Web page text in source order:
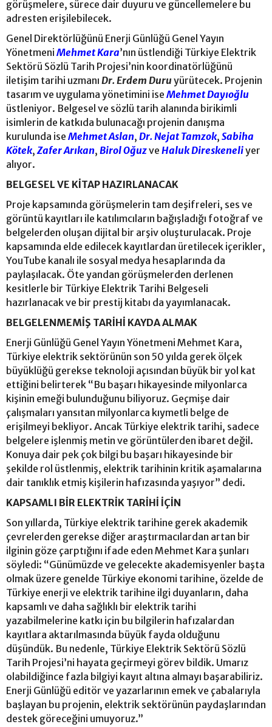
görüşmelere, sürece dair duyuru ve güncellemelere bu
adresten erişilebilecek.
Genel Direktörlüğünü Enerji Günlüğü Genel Yayın
Yönetmeni Mehmet Kara’nın üstlendiği Türkiye Elektrik
Sektörü Sözlü Tarih Projesi’nin koordinatörlüğünü
iletişim tarihi uzmanı Dr. Erdem Duruyürütecek. Projenin
tasarım ve uygulama yönetimini ise Mehmet Dayıoğlu
üstleniyor. Belgesel ve sözlü tarih alanında birikimli
isimlerin de katkıda bulunacağı projenin danışma
kurulunda ise Mehmet Aslan, Dr. Nejat Tamzok, Sabiha
Kötek, Zafer Arıkan, Birol Oğuzve Haluk Direskeneliyer
alıyor.
BELGESEL VE KİTAP HAZIRLANACAK
Proje kapsamında görüşmelerin tam deşifreleri, ses ve
görüntü kayıtları ile katılımcıların bağışladığı fotoğraf ve
belgelerden oluşan dijital bir arşiv oluşturulacak. Proje
kapsamında elde edilecek kayıtlardan üretilecek içerikler,
YouTube kanalı ile sosyal medya hesaplarında da
paylaşılacak. Öte yandan görüşmelerden derlenen
kesitlerle bir Türkiye Elektrik Tarihi Belgeseli
hazırlanacak ve bir prestij kitabı da yayımlanacak.
BELGELENMEMİŞ TARİHİ KAYDA ALMAK
Enerji Günlüğü Genel Yayın Yönetmeni Mehmet Kara,
Türkiye elektrik sektörünün son 50 yılda gerek ölçek
büyüklüğü gerekse teknoloji açısından büyük bir yol kat
ettiğini belirterek “Bu başarı hikayesinde milyonlarca
kişinin emeği bulunduğunu biliyoruz. Geçmişe dair
çalışmaları yansıtan milyonlarca kıymetli belge de
erişilmeyi bekliyor. Ancak Türkiye elektrik tarihi, sadece
belgelere işlenmiş metin ve görüntülerden ibaret değil.
Konuya dair pek çok bilgi bu başarı hikayesinde bir
şekilde rol üstlenmiş, elektrik tarihinin kritik aşamalarına
dair tanıklık etmiş kişilerin hafızasında yaşıyor” dedi.
KAPSAMLI BİR ELEKTRİK TARİHİ İÇİN
Son yıllarda, Türkiye elektrik tarihine gerek akademik
çevrelerden gerekse diğer araştırmacılardan artan bir
ilginin göze çarptığını ifade eden Mehmet Kara şunları
söyledi: “Günümüzde ve gelecekte akademisyenler başta
olmak üzere genelde Türkiye ekonomi tarihine, özelde de
Türkiye enerji ve elektrik tarihine ilgi duyanların, daha
kapsamlı ve daha sağlıklı bir elektrik tarihi
yazabilmelerine katkı için bu bilgilerin hafızalardan
kayıtlara aktarılmasında büyük fayda olduğunu
düşündük. Bu nedenle, Türkiye Elektrik Sektörü Sözlü
Tarih Projesi’ni hayata geçirmeyi görev bildik. Umarız
olabildiğince fazla bilgiyi kayıt altına almayı başarabiliriz.
Enerji Günlüğü editör ve yazarlarının emek ve çabalarıyla
başlayan bu projenin, elektrik sektörünün paydaşlarından
destek göreceğini umuyoruz.”